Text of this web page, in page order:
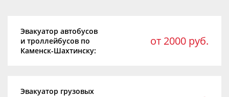
Эвакуатор автобусов
и троллейбусов по
Каменск-Шахтинску:
от 2000 руб.
Эвакуатор грузовых